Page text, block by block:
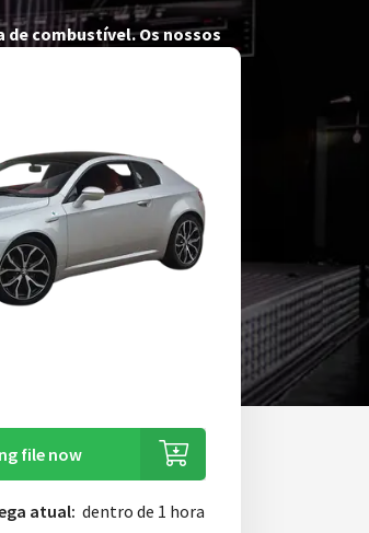
combustível. Os nossos
de elevada qualidade que
file now
atual: dentro de 1 hora